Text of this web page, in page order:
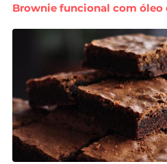
Brownie funcional com óleo